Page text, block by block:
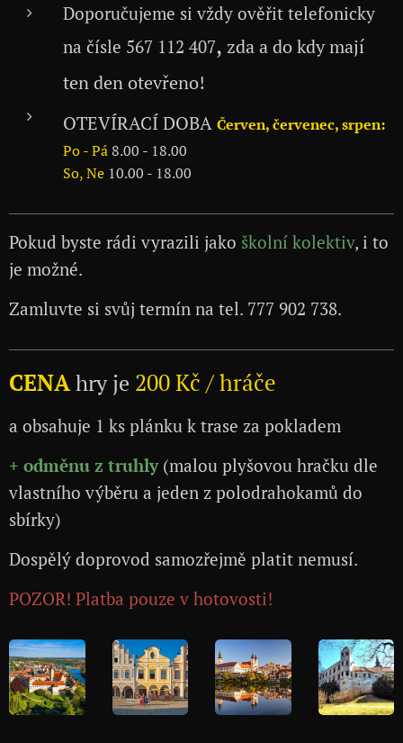
Doporučujeme si vždy ověřit telefonicky
na čísle 567 112 407, zda a do kdy mají
ten den otevřeno!
OTEVÍRACÍ DOBA Červen, červenec, srpen:
Po - Pá8.00 - 18.00
So, Ne 10.00 - 18.00
Pokud byste rádi vyrazili jako školní kolektiv, i to
je možné.
Zamluvte si svůj termín na tel. 777 902 738.
CENAhry je 200 Kč / hráče
a obsahuje 1 ks plánku k trase za pokladem
+ odměnu z truhly(malou plyšovou hračku dle
vlastního výběru a jeden z polodrahokamů do
sbírky)
Dospělý doprovod samozřejmě platit nemusí.
POZOR! Platba pouze v hotovosti!